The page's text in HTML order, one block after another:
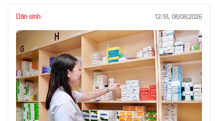
Dân sinh 12:18, 08/08/2026